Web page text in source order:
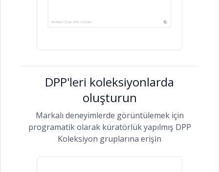
DPP'leri koleksiyonlarda
oluşturun
Markalı deneyimlerde görüntülemek için
programatik olarak küratörlük yapılmış DPP
Koleksiyon gruplarına erişin